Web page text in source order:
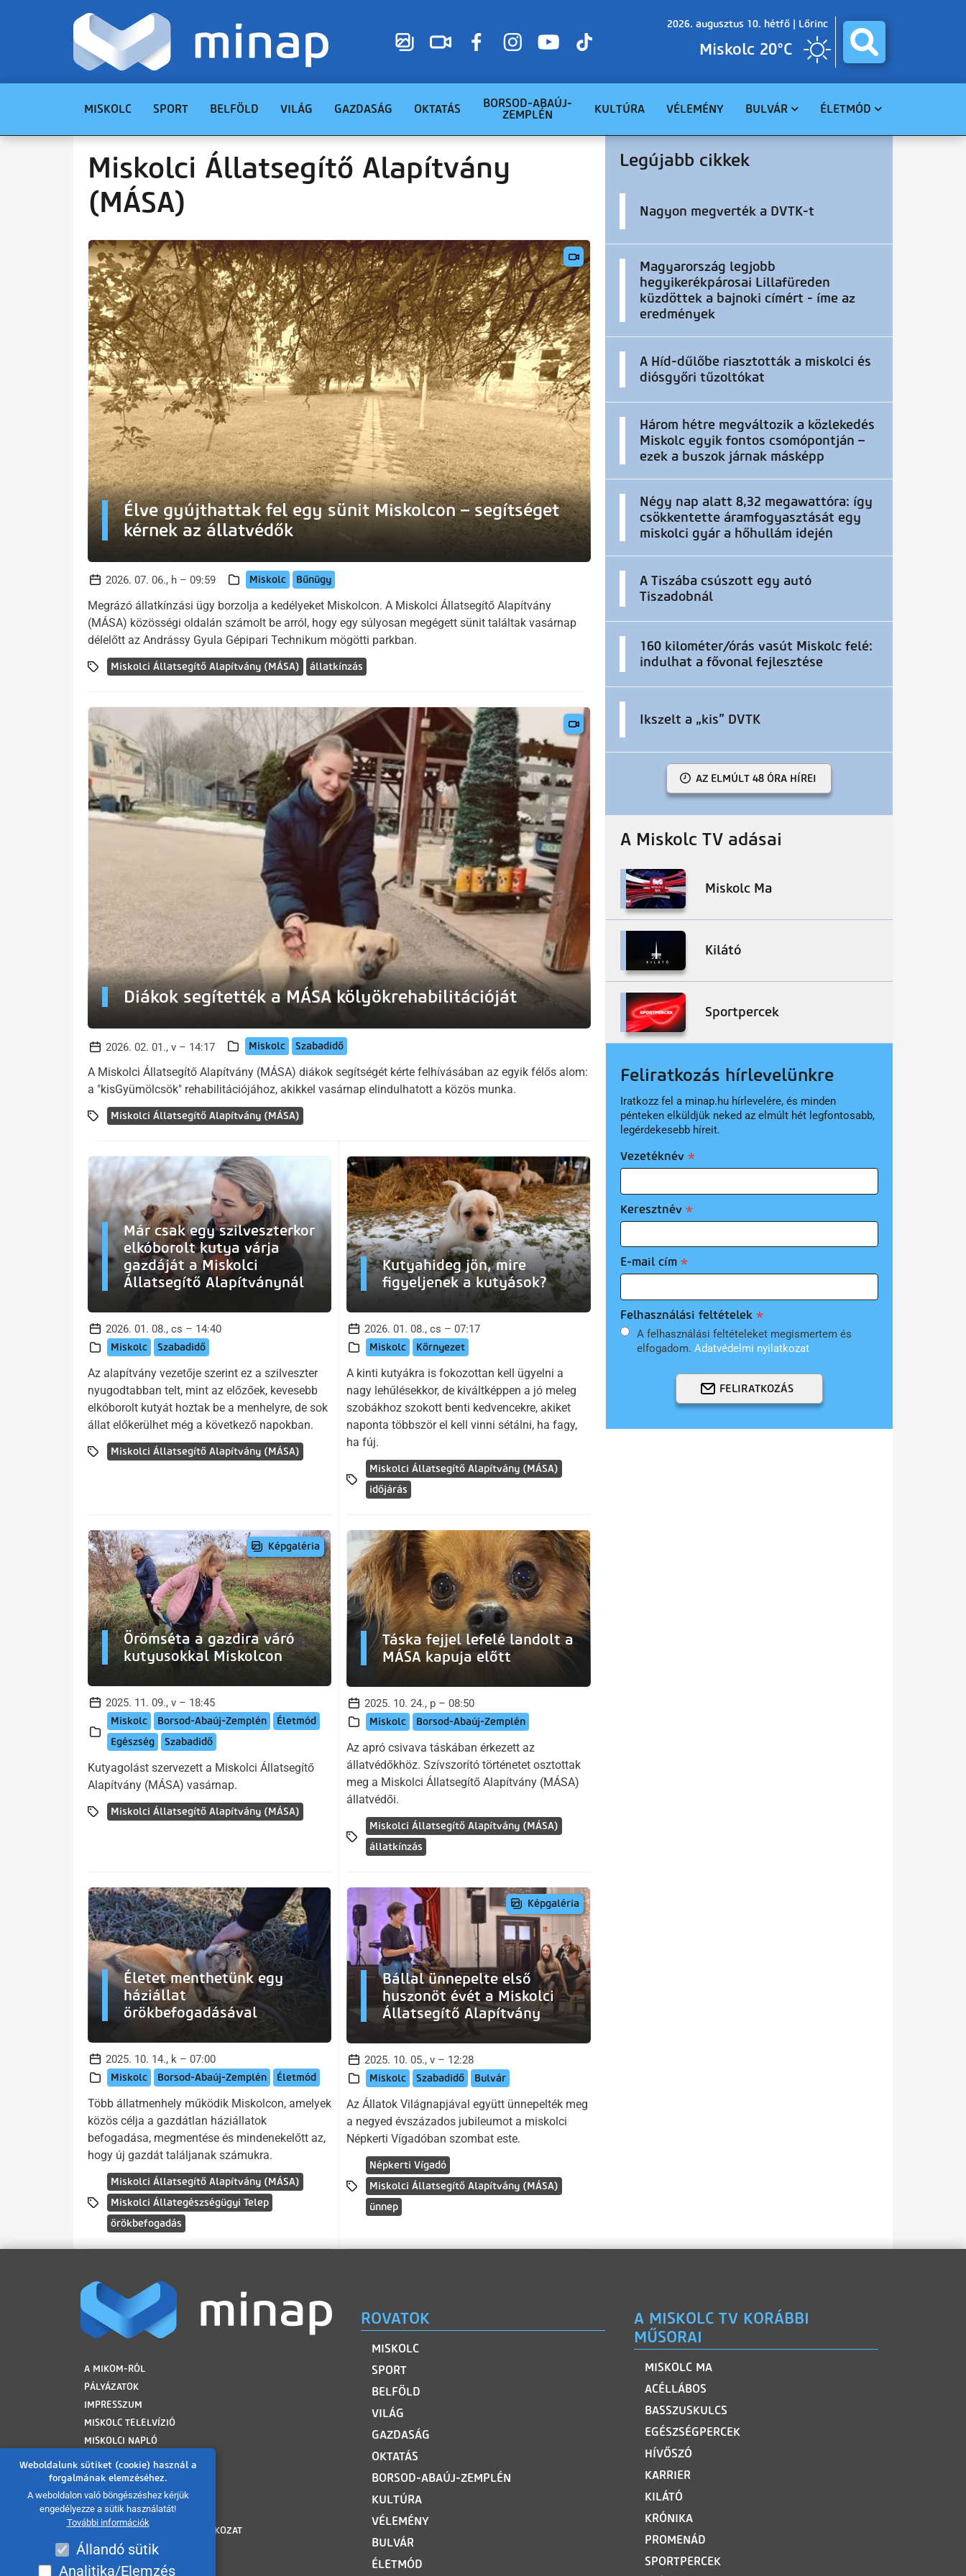
Weboldalunk sütiket (cookie) használ a
forgalmának elemzéséhez.
A weboldalon való böngészéshez kérjük
engedélyezze a sütik használatát!
További információk
Állandó sütik
Analitika/Elemzés
2026. augusztus 10. hétfő | Lőrinc
Miskolc 20°C
MISKOLC SPORT BELFÖLD VILÁG GAZDASÁG OKTATÁS
BORSOD-ABAÚJ-
ZEMPLÉN
KULTÚRA VÉLEMÉNY BULVÁR
BALESET
BŰNÜGY
CELEBHÍREK
ÉLETMÓD
GASZTRO
Miskolci Állatsegítő Alapítvány
(MÁSA)
Élve gyújthattak fel egy sünit Miskolcon – segítséget
kérnek az állatvédők
2026. 07. 06., h – 09:59 Miskolc Bűnügy
Megrázó állatkínzási ügy borzolja a kedélyeket Miskolcon. A Miskolci Állatsegítő Alapítvány
(MÁSA) közösségi oldalán számolt be arról, hogy egy súlyosan megégett sünit találtak vasárnap
délelőtt az Andrássy Gyula Gépipari Technikum mögötti parkban.
Miskolci Állatsegítő Alapítvány (MÁSA) állatkínzás
Diákok segítették a MÁSA kölyökrehabilitációját
2026. 02. 01., v – 14:17 Miskolc Szabadidő
A Miskolci Állatsegítő Alapítvány (MÁSA) diákok segítségét kérte felhívásában az egyik félős alom:
a "kisGyümölcsök" rehabilitációjához, akikkel vasárnap elindulhatott a közös munka.
Miskolci Állatsegítő Alapítvány (MÁSA)
Már csak egy szilveszterkor
elkóborolt kutya várja
gazdáját a Miskolci
Állatsegítő Alapítványnál
2026. 01. 08., cs – 14:40
Miskolc Szabadidő
Az alapítvány vezetője szerint ez a szilveszter
nyugodtabban telt, mint az előzőek, kevesebb
elkóborolt kutyát hoztak be a menhelyre, de sok
állat előkerülhet még a következő napokban.
Miskolci Állatsegítő Alapítvány (MÁSA)
Kutyahideg jön, mire
figyeljenek a kutyások?
2026. 01. 08., cs – 07:17
Miskolc Környezet
A kinti kutyákra is fokozottan kell ügyelni a
nagy lehűlésekkor, de kiváltképpen a jó meleg
szobákhoz szokott benti kedvencekre, akiket
naponta többször el kell vinni sétálni, ha fagy,
ha fúj.
Miskolci Állatsegítő Alapítvány (MÁSA)
időjárás
Képgaléria
Örömséta a gazdira váró
kutyusokkal Miskolcon
2025. 11. 09., v – 18:45
Miskolc Borsod-Abaúj-Zemplén
Életmód
Egészség
Szabadidő
Kutyagolást szervezett a Miskolci Állatsegítő
Alapítvány (MÁSA) vasárnap.
Miskolci Állatsegítő Alapítvány (MÁSA)
Táska fejjel lefelé landolt a
MÁSA kapuja előtt
2025. 10. 24., p – 08:50
Miskolc Borsod-Abaúj-Zemplén
Az apró csivava táskában érkezett az
állatvédőkhöz. Szívszorító történetet osztottak
meg a Miskolci Állatsegítő Alapítvány (MÁSA)
állatvédői.
Miskolci Állatsegítő Alapítvány (MÁSA)
állatkínzás
Életet menthetünk egy
háziállat
örökbefogadásával
2025. 10. 14., k – 07:00
Miskolc Borsod-Abaúj-Zemplén Életmód
Több állatmenhely működik Miskolcon, amelyek
közös célja a gazdátlan háziállatok
befogadása, megmentése és mindenekelőtt az,
hogy új gazdát találjanak számukra.
Miskolci Állatsegítő Alapítvány (MÁSA)
Miskolci Állategészségügyi Telep
örökbefogadás
Képgaléria
Bállal ünnepelte első
huszonöt évét a Miskolci
Állatsegítő Alapítvány
2025. 10. 05., v – 12:28
Miskolc Szabadidő Bulvár
Az Állatok Világnapjával együtt ünnepelték meg
a negyed évszázados jubileumot a miskolci
Népkerti Vígadóban szombat este.
Népkerti Vígadó
Miskolci Állatsegítő Alapítvány (MÁSA)
ünnep
Legújabb cikkek
Nagyon megverték a DVTK-t
Magyarország legjobb
hegyikerékpárosai Lillafüreden
küzdöttek a bajnoki címért - íme az
eredmények
A Híd-dűlőbe riasztották a miskolci és
diósgyőri tűzoltókat
Három hétre megváltozik a közlekedés
Miskolc egyik fontos csomópontján –
ezek a buszok járnak másképp
Négy nap alatt 8,32 megawattóra: így
csökkentette áramfogyasztását egy
miskolci gyár a hőhullám idején
A Tiszába csúszott egy autó
Tiszadobnál
160 kilométer/órás vasút Miskolc felé:
indulhat a fővonal fejlesztése
Ikszelt a „kis” DVTK
AZ ELMÚLT 48 ÓRA HÍREI
A Miskolc TV adásai
Miskolc Ma
Kilátó
Sportpercek
Feliratkozás hírlevelünkre
Iratkozz fel a minap.hu hírlevelére, és minden
pénteken elküldjük neked az elmúlt hét legfontosabb,
legérdekesebb híreit.
Vezetéknév
Keresztnév
E-mail cím
Felhasználási feltételek
A felhasználási feltételeket megismertem és
elfogadom. Adatvédelmi nyilatkozat
FELIRATKOZÁS
LÁBLÉC
A MIKOM-RÓL
PÁLYÁZATOK
IMPRESSZUM
MISKOLC TELELVÍZIÓ
MISKOLCI NAPLÓ
MINAP ARCHÍVUM
FELHASZNÁLÁSI FELTÉTELEK
ADATVÉDELMI TÁJÉKOZTATÓ
SÜTI TÁJÉKOZTATÓ
AKADÁLYMENTESÍTÉSI NYILATKOZAT
KÖZÉRDEKŰ ADATOK
KÖZADATKERESŐ
ROVATOK
MISKOLC
SPORT
BELFÖLD
VILÁG
GAZDASÁG
OKTATÁS
BORSOD-ABAÚJ-ZEMPLÉN
KULTÚRA
VÉLEMÉNY
BULVÁR
ÉLETMÓD
A MISKOLC TV KORÁBBI
MŰSORAI
MISKOLC MA
ACÉLLÁBOS
BASSZUSKULCS
EGÉSZSÉGPERCEK
HÍVŐSZÓ
KARRIER
KILÁTÓ
KRÓNIKA
PROMENÁD
SPORTPERCEK